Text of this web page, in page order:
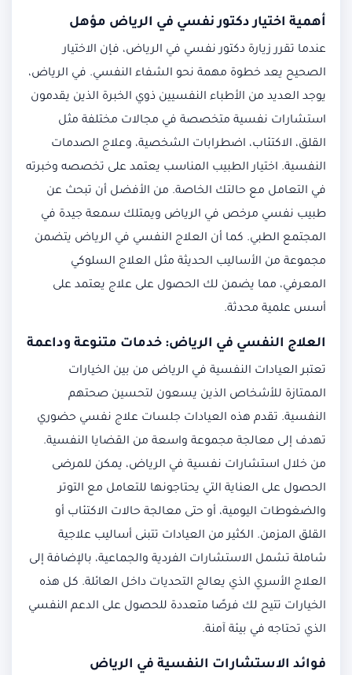
أهمية اختياردكتور نفسي في الرياض مؤهل
عندما تقرر زيارة دكتور نفسي في الرياض، فإن الاختيار
الصحيح يعد خطوة مهمة نحو الشفاء النفسي. في الرياض،
يوجد العديد من الأطباء النفسيين ذوي الخبرة الذين يقدمون
استشارات نفسية متخصصة في مجالات مختلفة مثل
القلق، الاكتئاب، اضطرابات الشخصية، وعلاج الصدمات
النفسية. اختيار الطبيب المناسب يعتمد على تخصصه وخبرته
في التعامل مع حالتك الخاصة. من الأفضل أن تبحث عن
طبيب نفسي مرخص في الرياض ويمتلك سمعة جيدة في
المجتمع الطبي. كما أن العلاج النفسي في الرياض يتضمن
مجموعة من الأساليب الحديثة مثل العلاج السلوكي
المعرفي، مما يضمن لك الحصول على علاج يعتمد على
أسس علمية محدثة.
العلاج النفسي في الرياض: خدمات متنوعة وداعمة
تعتبر العيادات النفسية في الرياض من بين الخيارات
الممتازة للأشخاص الذين يسعون لتحسين صحتهم
النفسية. تقدم هذه العيادات جلسات علاج نفسي حضوري
تهدف إلى معالجة مجموعة واسعة من القضايا النفسية.
من خلال استشارات نفسية في الرياض، يمكن للمرضى
الحصول على العناية التي يحتاجونها للتعامل مع التوتر
والضغوطات اليومية، أو حتى معالجة حالات الاكتئاب أو
القلق المزمن. الكثير من العيادات تتبنى أساليب علاجية
شاملة تشمل الاستشارات الفردية والجماعية، بالإضافة إلى
العلاج الأسري الذي يعالج التحديات داخل العائلة. كل هذه
الخيارات تتيح لك فرصًا متعددة للحصول على الدعم النفسي
الذي تحتاجه في بيئة آمنة.
فوائد الاستشارات النفسية في الرياض